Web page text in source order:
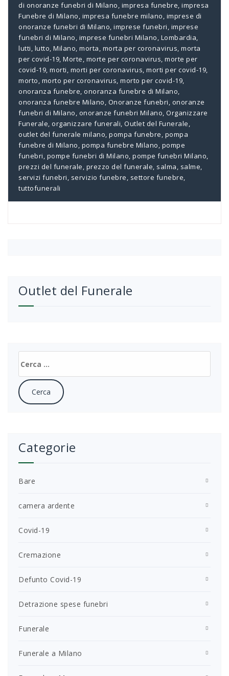
di onoranze funebri di Milano, impresa funebre, impresa
Funebre di Milano, impresa funebre milano, imprese di
onoranze funebri di Milano, imprese funebri, imprese
funebri di Milano, imprese funebri Milano, Lombardia,
lutti, lutto, Milano, morta, morta per coronavirus, morta
per covid-19, Morte, morte per coronavirus, morte per
covid-19, morti, morti per coronavirus, morti per covid-19,
morto, morto per coronavirus, morto per covid-19,
onoranza funebre, onoranza funebre di Milano,
onoranza funebre Milano, Onoranze funebri, onoranze
funebri di Milano, onoranze funebri Milano, Organizzare
Funerale, organizzare funerali, Outlet del Funerale,
outlet del funerale milano, pompa funebre, pompa
funebre di Milano, pompa funebre Milano, pompe
funebri, pompe funebri di Milano, pompe funebri Milano,
prezzi del funerale, prezzo del funerale, salma, salme,
servizi funebri, servizio funebre, settore funebre,
tuttofunerali
Outlet del Funerale
per:
Categorie
Bare
camera ardente
Covid-19
Cremazione
Defunto Covid-19
Detrazione spese funebri
Funerale
Funerale a Milano